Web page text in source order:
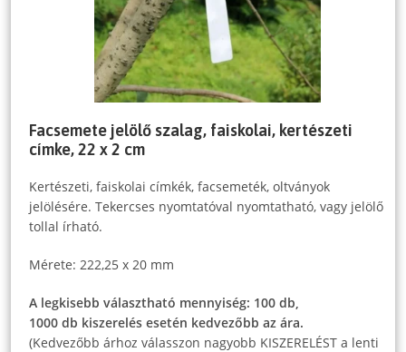
Facsemete jelölő szalag, faiskolai, kertészeti
címke, 22 x 2 cm
Kertészeti, faiskolai címkék, facsemeték, oltványok
jelölésére. Tekercses nyomtatóval nyomtatható, vagy jelölő
tollal írható.
Mérete: 222,25 x 20 mm
A legkisebb választható mennyiség: 100 db,
1000 db kiszerelés esetén kedvezőbb az ára.
(Kedvezőbb árhoz válasszon nagyobb KISZERELÉST a lenti